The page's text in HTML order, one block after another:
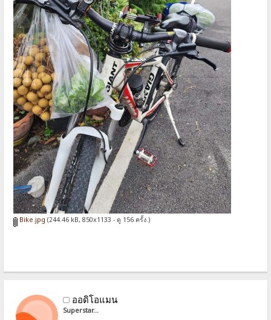
Bike.jpg (244.46 kB, 850x1133 - ดู 156 ครั้ง.)
ออดิโอแมน
Superstar...